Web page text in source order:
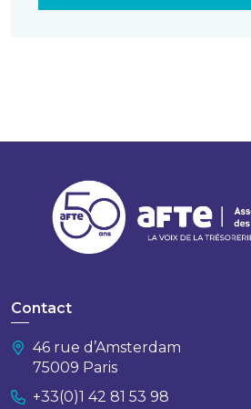
Contact
46 rue d’Amsterdam
75009 Paris
+33(0)1 42 81 53 98